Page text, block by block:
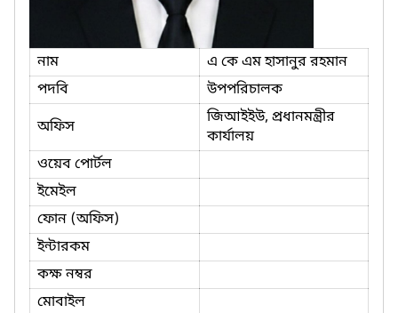
নাম
এ কে এম হাসানুর রহমান
পদবি
উপপরিচালক
অফিস
জিআইইউ, প্রধানমন্ত্রীর
কার্যালয়
ওয়েব পোর্টল
ইমেইল
ফোন (অফিস)
ইন্টারকম
কক্ষ নম্বর
মোবাইল